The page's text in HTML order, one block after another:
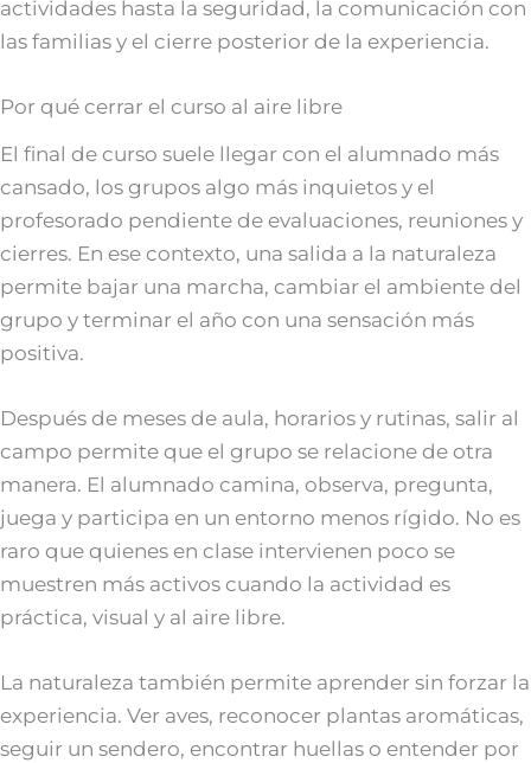
actividades hasta la seguridad, la comunicación con
las familias y el cierre posterior de la experiencia.
Por qué cerrar el curso al aire libre
El final de curso suele llegar con el alumnado más
cansado, los grupos algo más inquietos y el
profesorado pendiente de evaluaciones, reuniones y
cierres. En ese contexto, una salida a la naturaleza
permite bajar una marcha, cambiar el ambiente del
grupo y terminar el año con una sensación más
positiva.
Después de meses de aula, horarios y rutinas, salir al
campo permite que el grupo se relacione de otra
manera. El alumnado camina, observa, pregunta,
juega y participa en un entorno menos rígido. No es
raro que quienes en clase intervienen poco se
muestren más activos cuando la actividad es
práctica, visual y al aire libre.
La naturaleza también permite aprender sin forzar la
experiencia. Ver aves, reconocer plantas aromáticas,
seguir un sendero, encontrar huellas o entender por